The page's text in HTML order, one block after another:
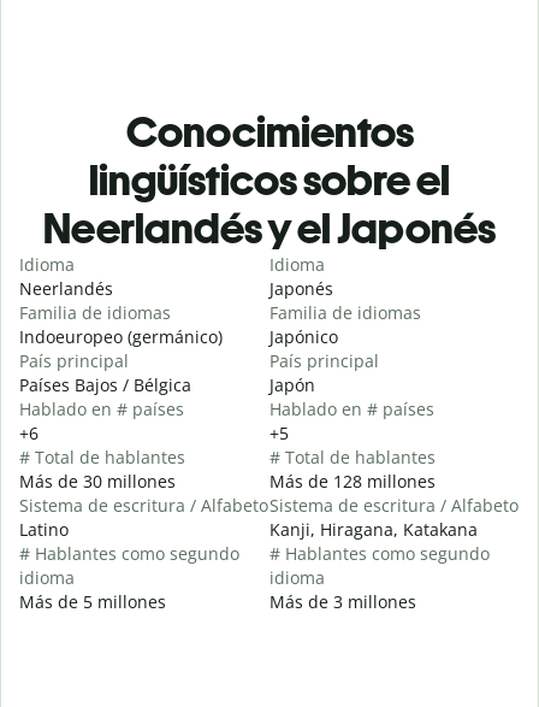
Conocimientos
lingüísticos sobre el
Neerlandés y el Japonés
Idioma
Neerlandés
Familia de idiomas
Indoeuropeo (germánico)
País principal
Países Bajos / Bélgica
Hablado en # países
+6
# Total de hablantes
Más de 30 millones
Sistema de escritura / Alfabeto
Latino
# Hablantes como segundo
idioma
Más de 5 millones
Idioma
Japonés
Familia de idiomas
Japónico
País principal
Japón
Hablado en # países
+5
# Total de hablantes
Más de 128 millones
Sistema de escritura / Alfabeto
Kanji, Hiragana, Katakana
# Hablantes como segundo
idioma
Más de 3 millones